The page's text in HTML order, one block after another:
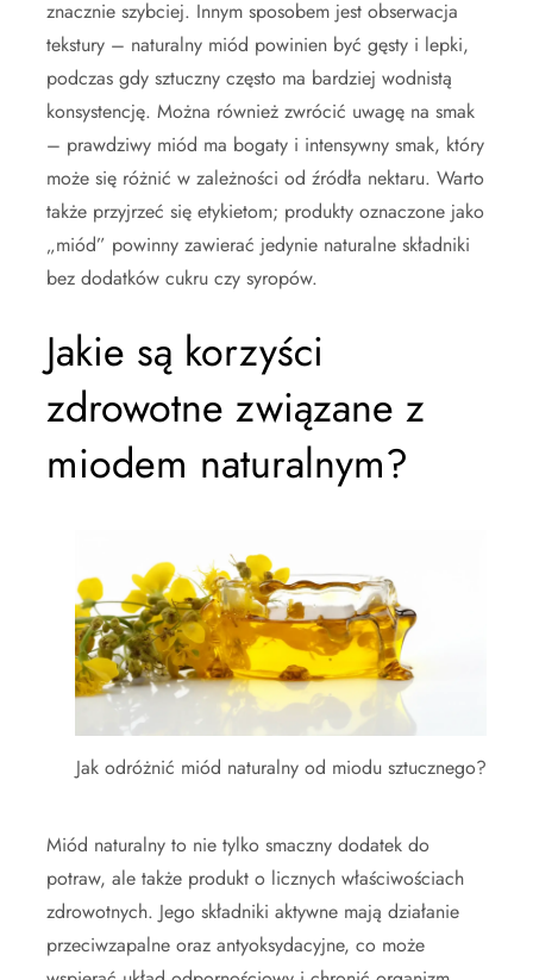
znacznie szybciej. Innym sposobem jest obserwacja
tekstury – naturalny miód powinien być gęsty i lepki,
podczas gdy sztuczny często ma bardziej wodnistą
konsystencję. Można również zwrócić uwagę na smak
– prawdziwy miód ma bogaty i intensywny smak, który
może się różnić w zależności od źródła nektaru. Warto
także przyjrzeć się etykietom; produkty oznaczone jako
„miód” powinny zawierać jedynie naturalne składniki
bez dodatków cukru czy syropów.
Jakie są korzyści
zdrowotne związane z
miodem naturalnym?
Jak odróżnić miód naturalny od miodu sztucznego?
Miód naturalny to nie tylko smaczny dodatek do
potraw, ale także produkt o licznych właściwościach
zdrowotnych. Jego składniki aktywne mają działanie
przeciwzapalne oraz antyoksydacyjne, co może